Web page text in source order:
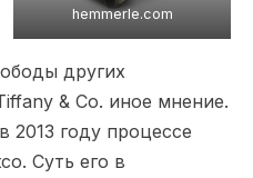
hemmerle.com
других
& Co. иное мнение.
2013 году процессе
Суть его в